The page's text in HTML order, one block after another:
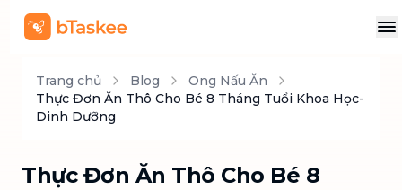
Trang chủ Blog
Ong Nấu Ăn
Thực Đơn Ăn Thô Cho Bé 8 Tháng Tuổi Khoa Học-
Dinh Dưỡng
Thực Đơn Ăn Thô Cho Bé 8